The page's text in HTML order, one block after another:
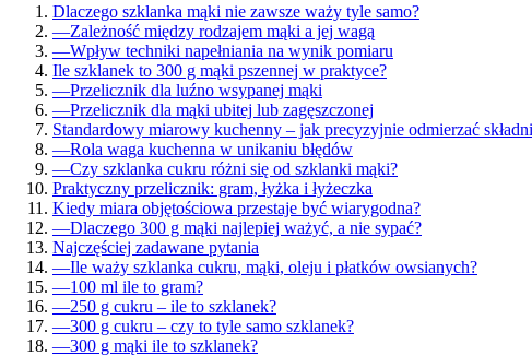
Dlaczego szklanka mąki nie zawsze waży tyle samo?
—Zależność między rodzajem mąki a jej wagą
—Wpływ techniki napełniania na wynik pomiaru
Ile szklanek to 300 g mąki pszennej w praktyce?
—Przelicznik dla luźno wsypanej mąki
—Przelicznik dla mąki ubitej lub zagęszczonej
Standardowy miarowy kuchenny – jak precyzyjnie odmierzać
—Rola waga kuchenna w unikaniu błędów
—Czy szklanka cukru różni się od szklanki mąki?
Praktyczny przelicznik: gram, łyżka i łyżeczka
Kiedy miara objętościowa przestaje być wiarygodna?
—Dlaczego 300 g mąki najlepiej ważyć, a nie sypać?
Najczęściej zadawane pytania
—Ile waży szklanka cukru, mąki, oleju i płatków owsianych?
—100 ml ile to gram?
—250 g cukru – ile to szklanek?
—300 g cukru – czy to tyle samo szklanek?
—300 g mąki ile to szklanek?